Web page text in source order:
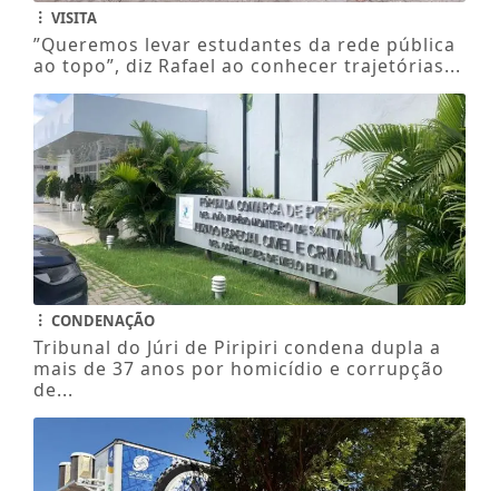
VISITA
”Queremos levar estudantes da rede pública
ao topo”, diz Rafael ao conhecer trajetórias...
CONDENAÇÃO
Tribunal do Júri de Piripiri condena dupla a
mais de 37 anos por homicídio e corrupção
de...